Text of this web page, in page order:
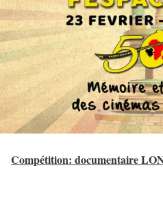
Compétition: documentaire